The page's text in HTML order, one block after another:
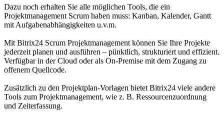
Dazu noch erhalten Sie alle möglichen Tools, die ein
Projektmanagement Scrum haben muss: Kanban, Kalender, Gantt
mit Aufgabenabhängigkeiten u.v.m.
Mit Bitrix24 Scrum Projektmanagement können Sie Ihre Projekte
jederzeit planen und ausführen – pünktlich, strukturiert und effizient.
Verfügbar in der Cloud oder als On-Premise mit dem Zugang zu
offenem Quellcode.
Zusätzlich zu den Projektplan-Vorlagen bietet Bitrix24 viele andere
Tools zum Projektmanagement, wie z. B. Ressourcenzuordnung
und Zeiterfassung.